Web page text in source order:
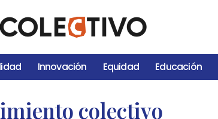
Innovación Equidad Educación
colectivo